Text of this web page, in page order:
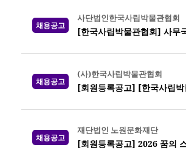
채용공고
사단법인한국사립박물관협회
[한국사립박물관협회] 사무
채용공고
(사)한국사립박물관협회
[회원등록공고] [한국사립
채용공고
재단법인 노원문화재단
[회원등록공고] 2026 꿈의